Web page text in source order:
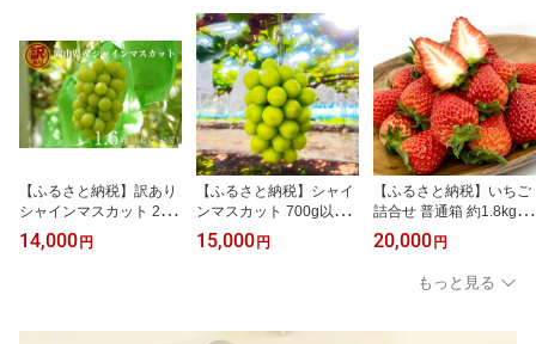
【ふるさと納税】訳あり
シャインマスカット 2～
3房 合計1.6kg以上 産地
直送 朝採れ ぶどう 葡萄
料【2026年9月上旬～10
14,000 円
【ふるさと納税】シャイ
ンマスカット 700g以上×
1房 （贈答品） 岡山県 倉
敷市産 葡萄 ぶどう 果物
～9月下旬まで順次発送
15,000 円
【ふるさと納税】いちご
詰合せ 普通箱 約1.8kg 倉
敷産 紅ほっぺ かおり野
詰め合わせ 岡山県産
果物 フルーツ 甘み 酸味
酸味少なめ さわやか お
12月上旬～2026年3月下
20,000 円
もっと見る